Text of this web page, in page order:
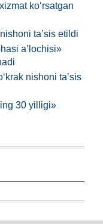
koʻrsatgan
ta’sis etildi
a’lochisi»
nishoni ta’sis
30 yilligi»